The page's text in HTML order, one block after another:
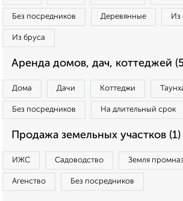
Без посредников Деревянные Из
Из бруса
Аренда домов, дач, коттеджей
Дома Дачи Коттеджи
Без посредников На длительный срок
Продажа земельных участков (1)
ИЖС Садоводство Земля
Агенство Без посредников